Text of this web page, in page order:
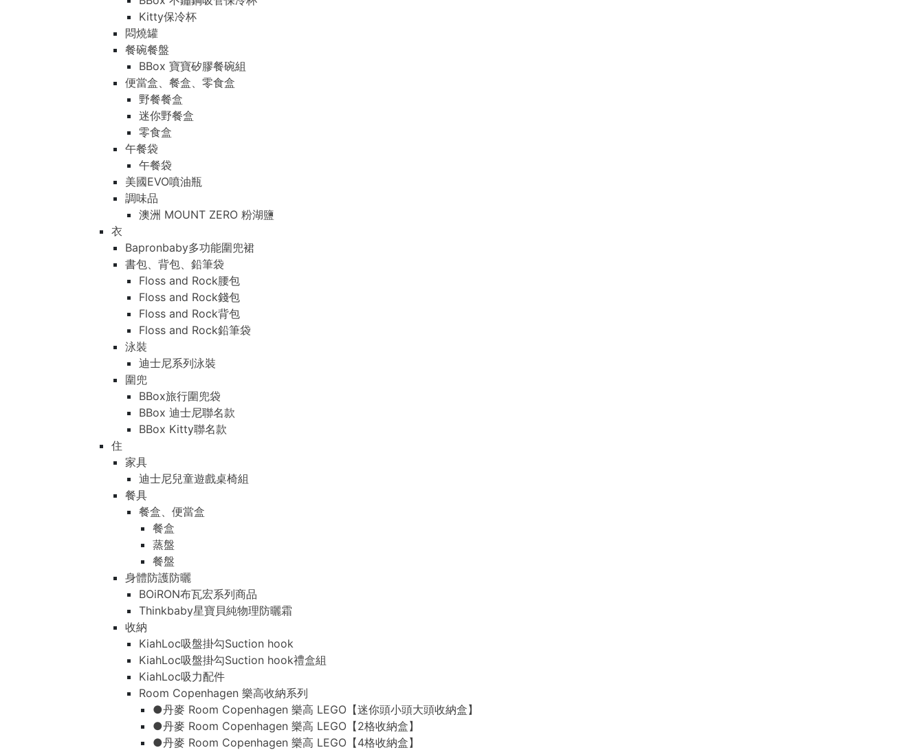
Kitty保冷杯
悶燒罐
餐碗餐盤
BBox 寶寶矽膠餐碗組
便當盒、餐盒、零食盒
野餐餐盒
迷你野餐盒
零食盒
午餐袋
午餐袋
美國EVO噴油瓶
調味品
澳洲 MOUNT ZERO 粉湖鹽
衣
Bapronbaby多功能圍兜裙
書包、背包、鉛筆袋
Floss and Rock腰包
Floss and Rock錢包
Floss and Rock背包
Floss and Rock鉛筆袋
泳裝
迪士尼系列泳裝
圍兜
BBox旅行圍兜袋
BBox 迪士尼聯名款
BBox Kitty聯名款
住
家具
迪士尼兒童遊戲桌椅組
餐具
餐盒、便當盒
餐盒
蒸盤
餐盤
身體防護防曬
BOiRON布瓦宏系列商品
Thinkbaby星寶貝純物理防曬霜
收納
KiahLoc吸盤掛勾Suction hook
KiahLoc吸盤掛勾Suction hook禮盒組
KiahLoc吸力配件
Room Copenhagen 樂高收納系列
●丹麥 Room Copenhagen 樂高 LEGO【迷你頭小頭大頭收納盒】
●丹麥 Room Copenhagen 樂高 LEGO【2格收納盒】
●丹麥 Room Copenhagen 樂高 LEGO【4格收納盒】